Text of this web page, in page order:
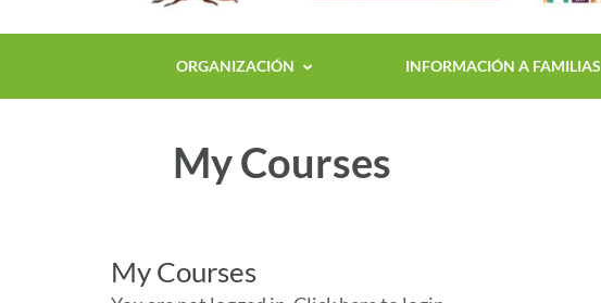
ORGANIZACIÓN INFORMACIÓN A FAMILIAS
My Courses
My Courses